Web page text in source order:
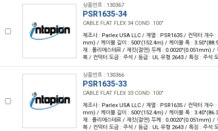
상품번호 : 130367
PSR1635-34
CABLE FLAT FLEX 34 COND .100"
제조사 : Parlex USA LLC / 계열 : PSR1635 / 컨덕터 개수
mm) / 케이블 길이 : 500'(152.4m) / 케이블 폭 :
재 : 폴리에스테르 / 재킷(절연) 두께 : 0.0020"(0.051mm) /
복 / 컨덕터 도금 : 주석 / 등급 : UL 유형 2643 / 특징 : 주석
상품번호 : 130366
PSR1635-33
CABLE FLAT FLEX 33 COND .100"
제조사 : Parlex USA LLC / 계열 : PSR1635 / 컨덕터 개수
mm) / 케이블 길이 : 500'(152.4m) / 케이블 폭 :
재 : 폴리에스테르 / 재킷(절연) 두께 : 0.0020"(0.051mm) /
복 / 컨덕터 도금 : 주석 / 등급 : UL 유형 2643 / 특징 : 주석